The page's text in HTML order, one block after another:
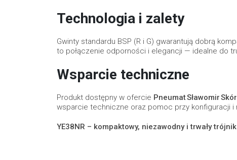
Technologia i zalety
Gwinty standardu BSP (R i G) gwarantują dobrą
to połączenie odporności i elegancji — idealne do
Wsparcie techniczne
Produkt dostępny w ofercie Pneumat Sławomir
wsparcie techniczne oraz pomoc przy konfiguracji i
YE38NR – kompaktowy, niezawodny i trwały trójnik